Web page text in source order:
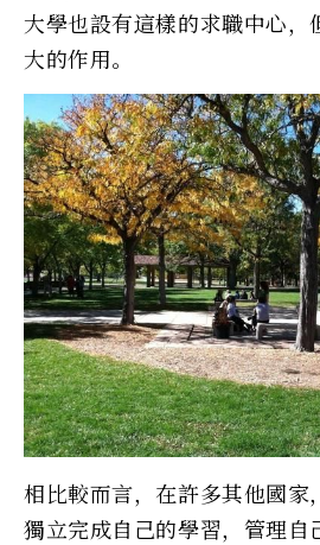
大學也設有這樣的求職中心，
大的作用。
相比較而言，在許多其他國家
獨立完成自己的學習，管理自